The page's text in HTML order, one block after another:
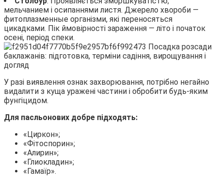
мельчанием і осипаннями листя. Джерело хвороби —
фитоплазменные організми, які переносяться
цикадками. Пік ймовірності зараження — літо і початок
осені, період спеки.
У разі виявлення ознак захворювання, потрібно негайно
видалити з куща уражені частини і обробити будь-яким
фунгіцидом.
Для пасльонових добре підходять:
«Циркон»;
«Фітоспорин»;
«Алирин»;
«Глиокладин»;
«Гамаїр».